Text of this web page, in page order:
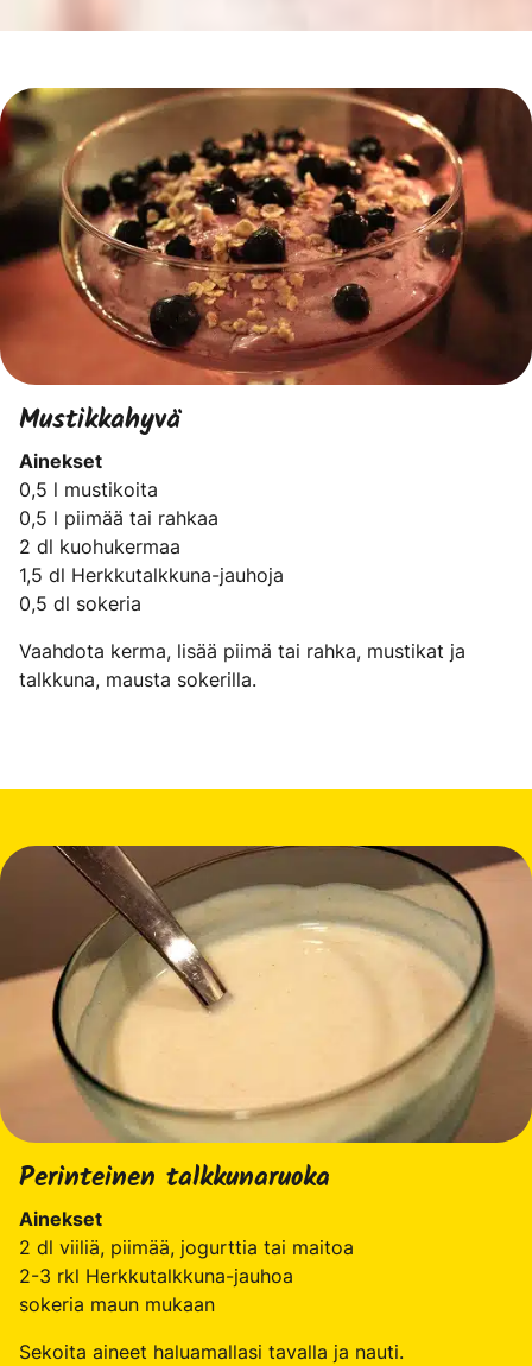
Mustikkahyvä
Ainekset
0,5 l mustikoita
0,5 l piimää tai rahkaa
2 dl kuohukermaa
1,5 dl Herkkutalkkuna-jauhoja
0,5 dl sokeria
Vaahdota kerma, lisää piimä tai rahka, mustikat ja
talkkuna, mausta sokerilla.
Perinteinen talkkunaruoka
Ainekset
2 dl viiliä, piimää, jogurttia tai maitoa
2-3 rkl Herkkutalkkuna-jauhoa
sokeria maun mukaan
Sekoita aineet haluamallasi tavalla ja nauti.